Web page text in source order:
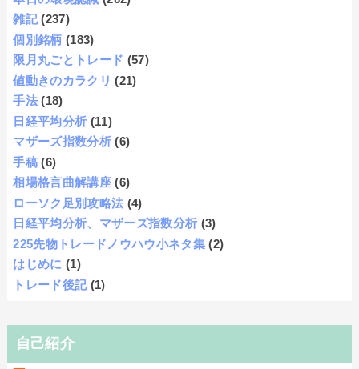
雑記 (237)
個別銘柄 (183)
限月丸ごとトレード (57)
値動きのカラクリ (21)
手法 (18)
日経平均分析 (11)
マザーズ指数分析 (6)
手稿 (6)
相場格言曲解講座 (6)
ローソク足別攻略法 (4)
日経平均分析、マザーズ指数分析 (3)
225先物トレードノウハウ小ネタ集 (2)
はじめに (1)
トレード後記 (1)
自己紹介